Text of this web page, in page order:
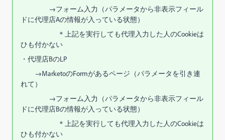
→フォーム入力（パラメータから非表示フィール
ドに代理店Aの情報が入っている状態）
＊上記を実行しても代理入力した人のCookieは
ひも付かない
・代理店BのLP
→MarketoのFormがあるページ（パラメータを引き連
れて）
→フォーム入力（パラメータから非表示フィール
ドに代理店Bの情報が入っている状態）
＊上記を実行しても代理入力した人のCookieは
ひも付かない